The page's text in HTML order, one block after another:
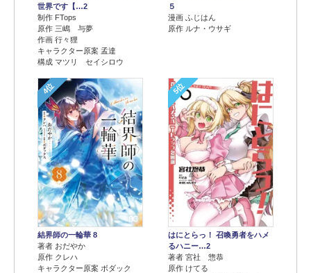
世界です【…2
制作 FTops
原作 三嶋 与夢
作画 行々狸
キャラクター原案 孟達
構成 マツリ セイシロウ
５
漫画 ふじはん
原作 ルナ・ウサギ
4位
結界師の一輪華 8
著者 おだやか
原作 クレハ
キャラクター原案 ボダック
5位
はにとらっ！ 召喚勇者をハメ
るハニー…2
著者 宮社 惣恭
原作 けてる